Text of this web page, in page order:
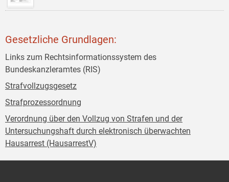
Gesetzliche Grundlagen:
Links zum Rechtsinformationssystem des
Bundeskanzleramtes (RIS)
Strafvollzugsgesetz
Strafprozessordnung
Verordnung über den Vollzug von Strafen und der
Untersuchungshaft durch elektronisch überwachten
Hausarrest (HausarrestV)